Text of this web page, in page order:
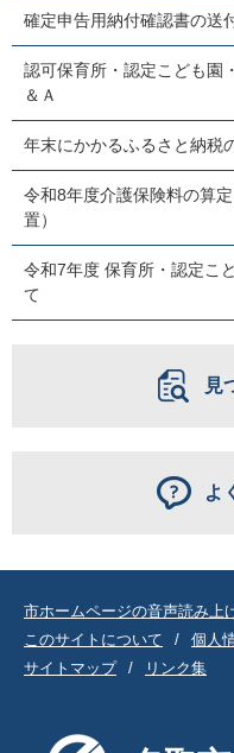
確定申告用納付確認書の送
認可保育所・認定こども園
＆Ａ
年末にかかるふるさと納税
令和8年度介護保険料の算
置）
令和7年度 保育所・認定こ
て
見
よ
市ホームページの音声読み上
このサイトについて
個人
サイトマップ
リンク集